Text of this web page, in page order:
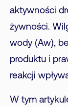
aktywności
żywności.
wody (Aw),
produktu i
reakcji
W tym